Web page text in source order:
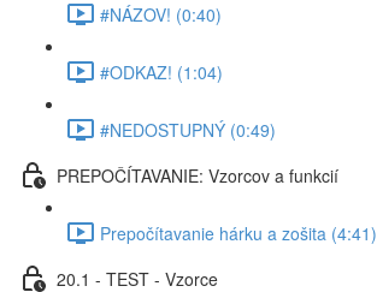
#NÁZOV! (0:40)
#ODKAZ! (1:04)
#NEDOSTUPNÝ (0:49)
PREPOČÍTAVANIE: Vzorcov a funkcií
Prepočítavanie hárku a zošita (4:41)
20.1 - TEST - Vzorce